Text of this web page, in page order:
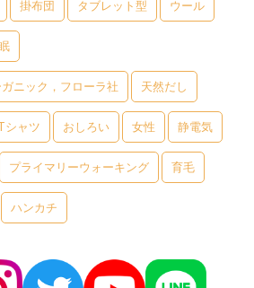
掛布団 タブレット型 ウール
ニック，フローラ社 天然だし
シャツ おしろい 女性 静電気
プライマリーウォーキング 育毛
ハンカチ